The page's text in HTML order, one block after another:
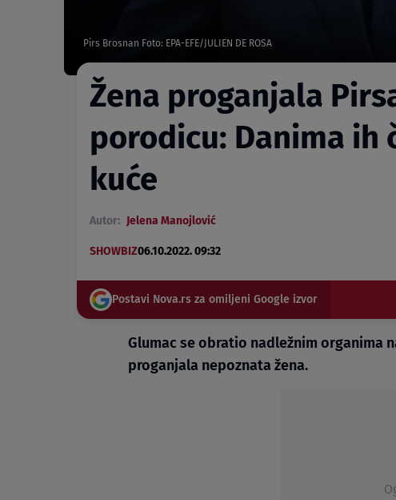
Pirs Brosnan Foto: EPA-EFE/JULIEN DE ROSA
Žena proganjala
porodicu: Danima ih
kuće
Autor: Jelena Manojlović
SHOWBIZ06.10.2022. 09:32
Postavi Nova.rs za omiljeni Google izvor
Glumac se obratio nadležnim organima
proganjala nepoznata žena.